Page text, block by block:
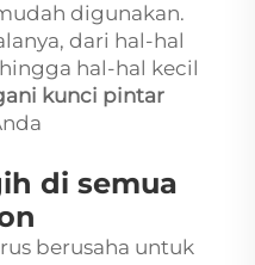
digunakan.
dari hal-hal
hal-hal kecil
kunci pintar
di semua
berusaha untuk